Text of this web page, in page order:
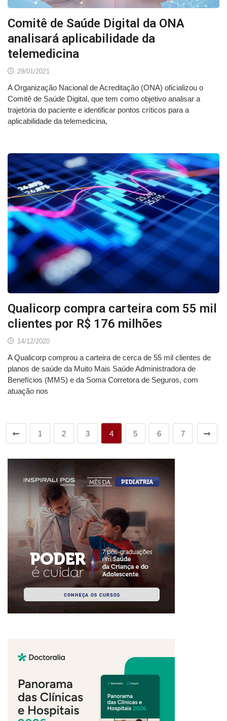
Comitê de Saúde Digital da ONA
analisará aplicabilidade da
telemedicina
29/01/2021
A Organização Nacional de Acreditação (ONA) oficializou o
Comitê de Saúde Digital, que tem como objetivo analisar a
trajetória do paciente e identificar pontos críticos para a
aplicabilidade da telemedicina,
Qualicorp compra carteira com 55 mil
clientes por R$ 176 milhões
14/12/2020
A Qualicorp comprou a carteira de cerca de 55 mil clientes de
planos de saúde da Muito Mais Saúde Administradora de
Benefícios (MMS) e da Soma Corretora de Seguros, com
atuação nos
1 2 3 4 5 6 7